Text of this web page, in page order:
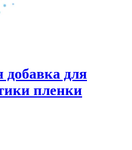
добавка для
пленки